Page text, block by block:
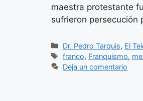
maestra protestante
sufrieron persecución
Categorías
Dr. Pedro Tarquis, El
Etiquetas
franco, Franquismo,
Deja un comentario